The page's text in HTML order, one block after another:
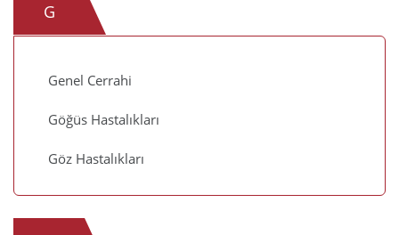
G
Genel Cerrahi
Göğüs Hastalıkları
Göz Hastalıkları